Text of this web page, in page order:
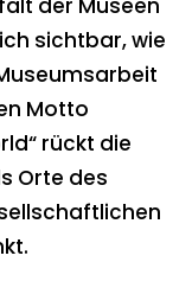
sichtbar, wie
Motto
rückt die
Orte des